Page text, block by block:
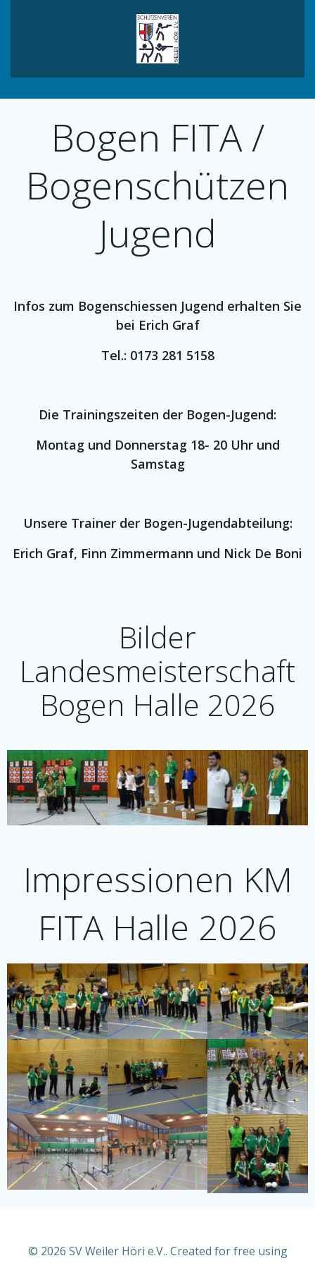
Inhalt
springen
Bogen FITA /
Bogenschützen
Jugend
Infos zum Bogenschiessen Jugend erhalten Sie
bei Erich Graf
Tel.: 0173 281 5158
Die Trainingszeiten der Bogen-Jugend:
Montag und Donnerstag 18- 20 Uhr und
Samstag
Unsere Trainer der Bogen-Jugendabteilung:
Erich Graf, Finn Zimmermann und Nick De Boni
Bilder
Landesmeisterschaft
Bogen Halle 2026
Impressionen KM
FITA Halle 2026
© 2026 SV Weiler Höri e.V.. Created for free using